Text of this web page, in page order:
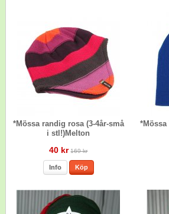
*Mössa randig rosa (3-4år-små
i stl!)Melton
40 kr 169 kr
Info Köp
*Mössa